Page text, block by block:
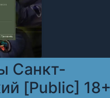
Санкт-
[Public]